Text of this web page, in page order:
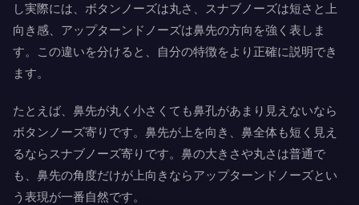
し実際には、ボタンノーズは丸さ、スナブノーズは短さと上
向き感、アップターンドノーズは鼻先の方向を強く表しま
す。この違いを分けると、自分の特徴をより正確に説明でき
ます。
たとえば、鼻先が丸く小さくても鼻孔があまり見えないなら
ボタンノーズ寄りです。鼻先が上を向き、鼻全体も短く見え
るならスナブノーズ寄りです。鼻の大きさや丸さは普通で
も、鼻先の角度だけが上向きならアップターンドノーズとい
う表現が一番自然です。